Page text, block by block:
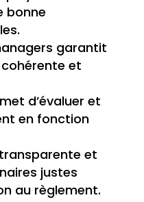
bonne
garantit
et
d’évaluer et
en fonction
et
justes
au règlement.